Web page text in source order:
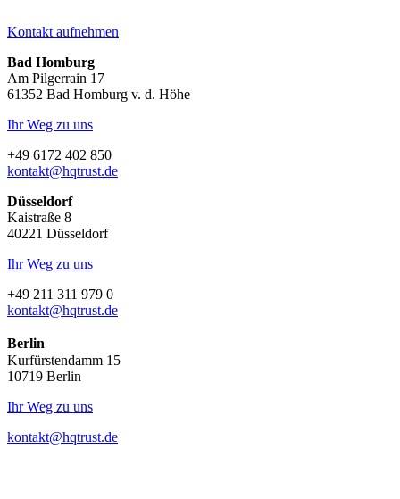
Kontakt aufnehmen
Bad Homburg
Am Pilgerrain 17
61352 Bad Homburg v. d. Höhe
Ihr Weg zu uns
+49 6172 402 850
kontakt@hqtrust.de
Düsseldorf
Kaistraße 8
40221 Düsseldorf
Ihr Weg zu uns
+49 211 311 979 0
kontakt@hqtrust.de
Berlin
Kurfürstendamm 15
10719 Berlin
Ihr Weg zu uns
kontakt@hqtrust.de